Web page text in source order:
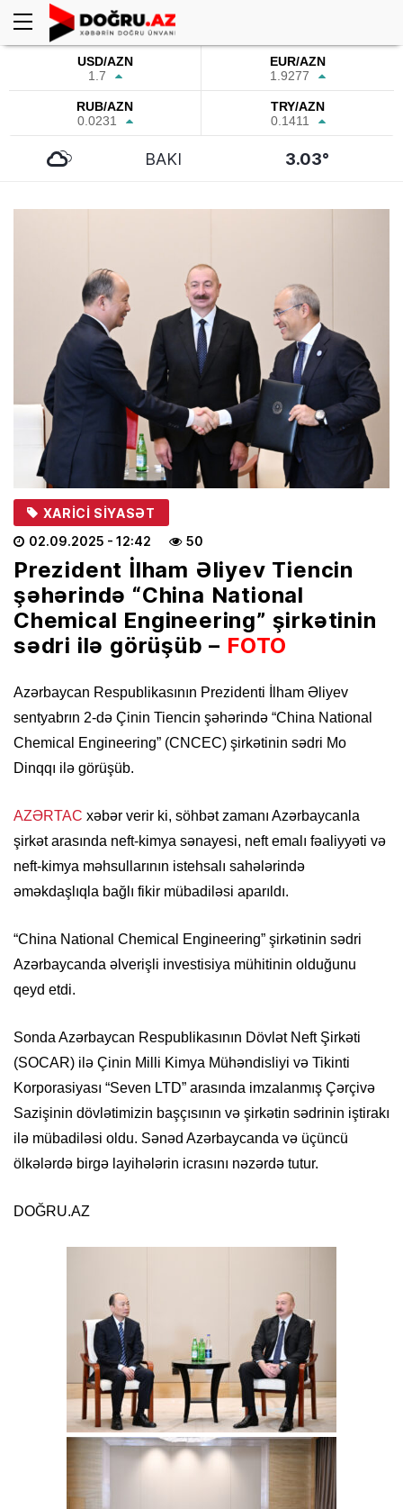
USD/AZN
1.7
EUR/AZN
1.9277
RUB/AZN
0.0231
TRY/AZN
0.1411
BAKI 3.03°
XARICI SIYASƏT
02.09.2025 - 12:42 50
Prezident İlham Əliyev Tiencin
şəhərində “China National
Chemical Engineering” şirkətinin
sədri ilə görüşüb – FOTO
Azərbaycan Respublikasının Prezidenti İlham Əliyev
sentyabrın 2-də Çinin Tiencin şəhərində “China National
Chemical Engineering” (CNCEC) şirkətinin sədri Mo
Dinqqı ilə görüşüb.
AZƏRTAC xəbər verir ki, söhbət zamanı Azərbaycanla
şirkət arasında neft-kimya sənayesi, neft emalı fəaliyyəti və
neft-kimya məhsullarının istehsalı sahələrində
əməkdaşlıqla bağlı fikir mübadiləsi aparıldı.
“China National Chemical Engineering” şirkətinin sədri
Azərbaycanda əlverişli investisiya mühitinin olduğunu
qeyd etdi.
Sonda Azərbaycan Respublikasının Dövlət Neft Şirkəti
(SOCAR) ilə Çinin Milli Kimya Mühəndisliyi və Tikinti
Korporasiyası “Seven LTD” arasında imzalanmış Çərçivə
Sazişinin dövlətimizin başçısının və şirkətin sədrinin iştirakı
ilə mübadiləsi oldu. Sənəd Azərbaycanda və üçüncü
ölkələrdə birgə layihələrin icrasını nəzərdə tutur.
DOĞRU.AZ